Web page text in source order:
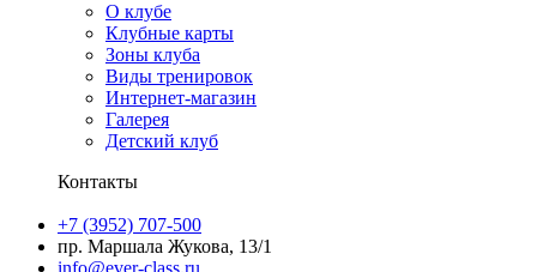
О клубе
Клубные карты
Зоны клуба
Виды тренировок
Интернет-магазин
Галерея
Детский клуб
Контакты
+7 (3952) 707-500
пр. Маршала Жукова, 13/1